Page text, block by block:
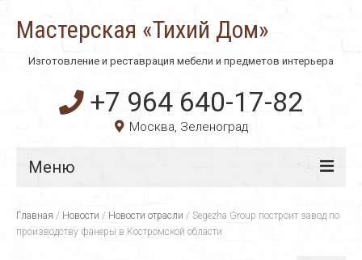
Мастерская «Тихий Дом»
Изготовление и реставрация мебели и предметов интерьера
+7 964 640-17-82
Москва, Зеленоград
Меню
Главная
Главная / Новости / Новости отрасли / Segezha Group построит завод по
производству фанеры в Костромской области